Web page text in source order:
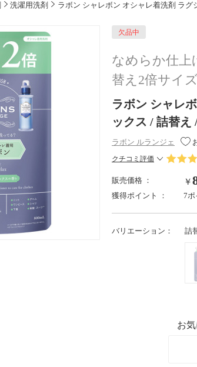
洗濯用洗剤 ラボン シャレボン オシャレ着洗剤 ラグ
欠品中
なめらか仕上
替え2倍サイズ
ラボン シャレ
ックス / 詰替え
ラボン ルランジェ
クチコミ評価
販売価格 ： ￥
獲得ポイント ：
7ポ
バリエーション： 詰
お